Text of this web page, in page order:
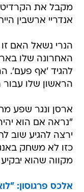
מקבל את
אנדריי ארשבין
הנרי נשאל האם
האחרונה שלו
להגיד 'אף פעם'.
הראשון שלו
"נראה אם הוא
ירצה להגיע שוב
כזו לא משחק
מקווה שהוא
אלכס פרגוסון: